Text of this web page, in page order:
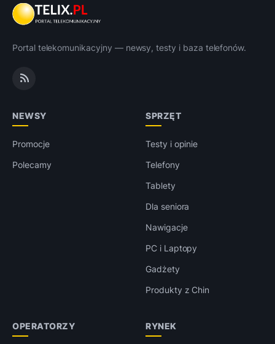
Portal telekomunikacyjny — newsy, testy i baza telefonów.
NEWSY
Promocje
Polecamy
SPRZĘT
Testy i opinie
Telefony
Tablety
Dla seniora
Nawigacje
PC i Laptopy
Gadżety
Produkty z Chin
OPERATORZY RYNEK